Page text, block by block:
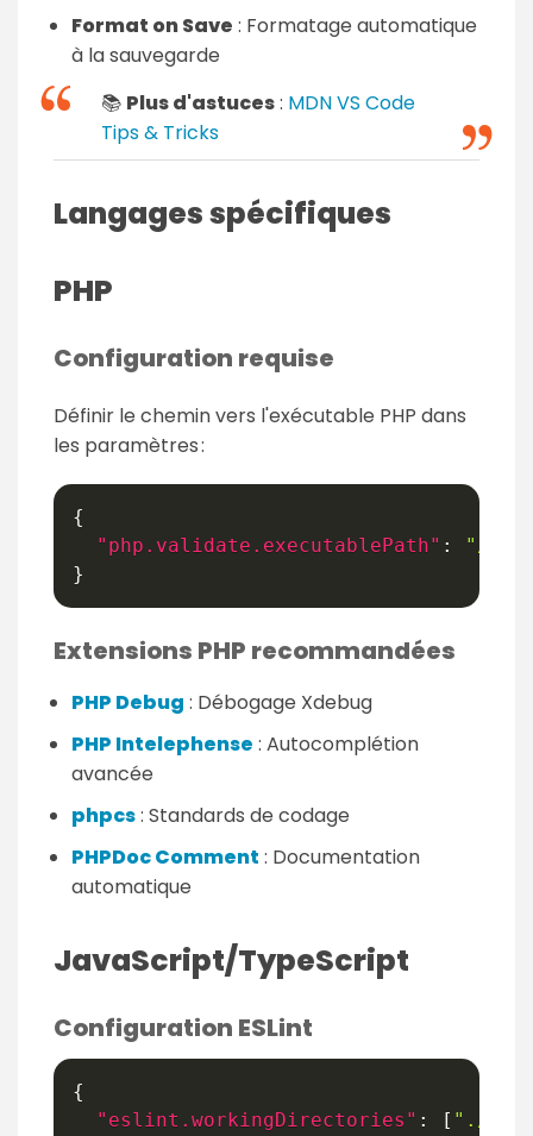
Format on Save : Formatage automatique
à la sauvegarde
📚 Plus d'astuces: MDN VS Code
Tips & Tricks
Langages spécifiques
PHP
Configuration requise
Définir le chemin vers l'exécutable PHP dans
les paramètres :
{
"php.validate.executablePath" :
"/
}
Extensions PHP recommandées
PHP Debug : Débogage Xdebug
PHP Intelephense : Autocomplétion
avancée
phpcs: Standards de codage
PHPDoc Comment : Documentation
automatique
JavaScript/TypeScript
Configuration ESLint
{
"eslint.workingDirectories" : [ "./"